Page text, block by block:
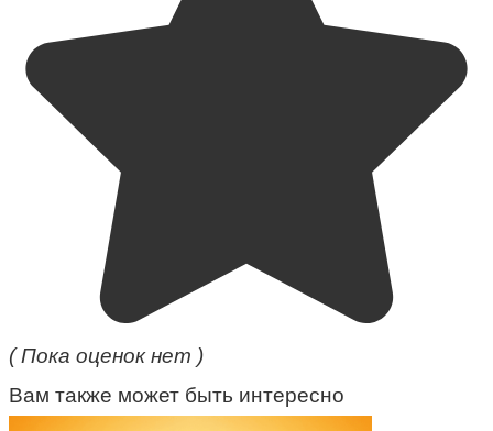
( Пока оценок нет )
Вам также может быть интересно